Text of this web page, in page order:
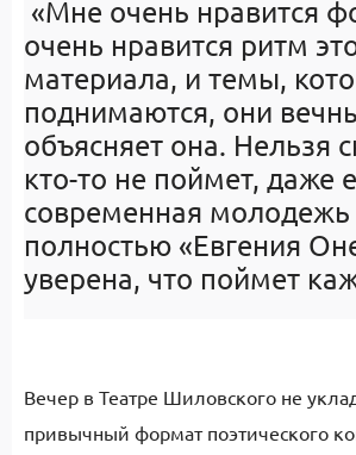
«Мне очень нравится
очень нравится ритм
материала, и темы,
поднимаются, они
объясняет она. Нельзя
кто-то не поймет, даже
современная молодежь
полностью «Евгения
уверена, что поймет
Вечер в Театре Шиловского не
привычный формат поэтического